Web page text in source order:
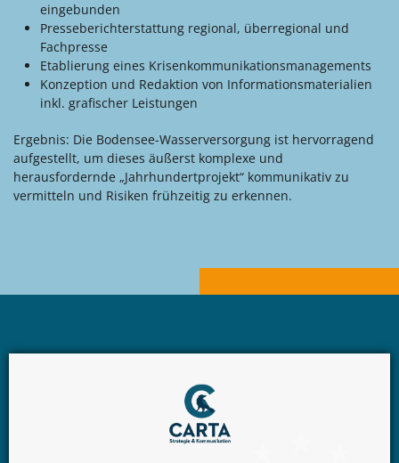
eingebunden
Presseberichterstattung regional, überregional und
Fachpresse
Etablierung eines Krisenkommunikationsmanagements
Konzeption und Redaktion von Informationsmaterialien
inkl. grafischer Leistungen
Ergebnis: Die Bodensee-Wasserversorgung ist hervorragend
aufgestellt, um dieses äußerst komplexe und
herausfordernde „Jahrhundertprojekt“ kommunikativ zu
vermitteln und Risiken frühzeitig zu erkennen.